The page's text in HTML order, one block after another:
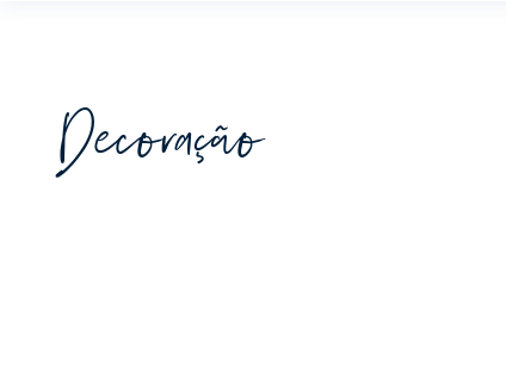
Decoração